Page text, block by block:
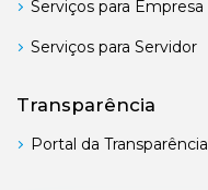
Serviços para Empresa
Serviços para Servidor
Transparência
Portal da Transparência